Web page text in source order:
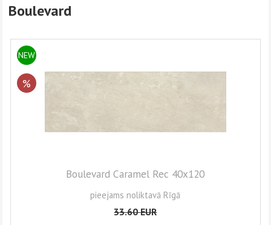
Boulevard
Boulevard Caramel Rec 40x120
pieejams noliktavā Rīgā
33.60EUR
NEW
%